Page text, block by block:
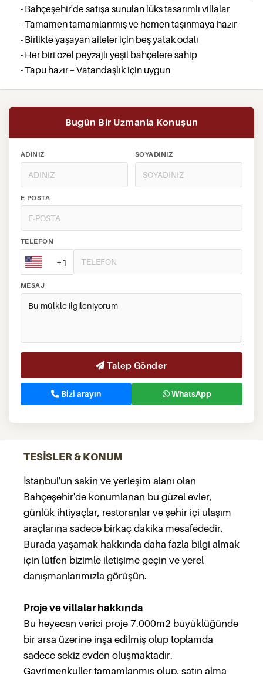
- Bahçeşehir'de satışa sunulan lüks tasarımlı villalar
- Tamamen tamamlanmış ve hemen taşınmaya hazır
- Birlikte yaşayan aileler için beş yatak odalı
- Her biri özel peyzajlı yeşil bahçelere sahip
- Tapu hazır – Vatandaşlık için uygun
Bugün Bir Uzmanla Konuşun
ADINIZ SOYADINIZ
E-POSTA
TELEFON
+1
MESAJ
Talep Gönder
Bizi arayın WhatsApp
TESİSLER & KONUM
İstanbul'un sakin ve yerleşim alanı olan
Bahçeşehir'de konumlanan bu güzel evler,
günlük ihtiyaçlar, restoranlar ve şehir içi ulaşım
araçlarına sadece birkaç dakika mesafededir.
Burada yaşamak hakkında daha fazla bilgi almak
için lütfen bizimle iletişime geçin ve yerel
danışmanlarımızla görüşün.
Proje ve villalar hakkında
Bu heyecan verici proje 7.000m2 büyüklüğünde
bir arsa üzerine inşa edilmiş olup toplamda
sadece sekiz evden oluşmaktadır.
Gayrimenkuller tamamlanmış olup, satın alma